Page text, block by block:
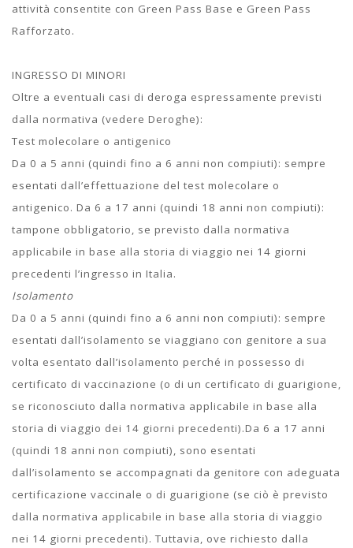
attività consentite con Green Pass Base e Green Pass
Rafforzato.
INGRESSO DI MINORI
Oltre a eventuali casi di deroga espressamente previsti
dalla normativa (vedere Deroghe):
Test molecolare o antigenico
Da 0 a 5 anni (quindi fino a 6 anni non compiuti): sempre
esentati dall’effettuazione del test molecolare o
antigenico. Da 6 a 17 anni (quindi 18 anni non compiuti):
tampone obbligatorio, se previsto dalla normativa
applicabile in base alla storia di viaggio nei 14 giorni
precedenti l’ingresso in Italia.
Isolamento
Da 0 a 5 anni (quindi fino a 6 anni non compiuti): sempre
esentati dall’isolamento se viaggiano con genitore a sua
volta esentato dall’isolamento perché in possesso di
certificato di vaccinazione (o di un certificato di guarigione,
se riconosciuto dalla normativa applicabile in base alla
storia di viaggio dei 14 giorni precedenti).Da 6 a 17 anni
(quindi 18 anni non compiuti), sono esentati
dall’isolamento se accompagnati da genitore con adeguata
certificazione vaccinale o di guarigione (se ciò è previsto
dalla normativa applicabile in base alla storia di viaggio
nei 14 giorni precedenti). Tuttavia, ove richiesto dalla